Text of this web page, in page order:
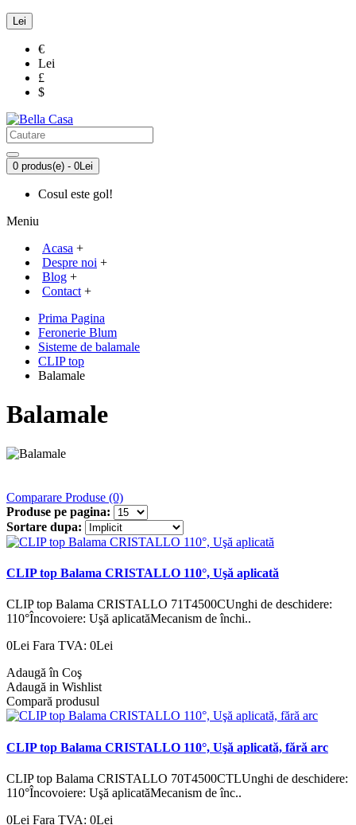
Lei
€
Lei
£
$
0 produs(e) - 0Lei
Cosul este gol!
Meniu
Acasa +
Despre noi +
Blog +
Contact +
Prima Pagina
Feronerie Blum
Sisteme de balamale
CLIP top
Balamale
Balamale
Comparare Produse (0)
Produse pe pagina:
Sortare dupa:
CLIP top Balama CRISTALLO 110°, Uşă aplicată
CLIP top Balama CRISTALLO 71T4500CUnghi de deschidere:
110°Încovoiere: Uşă aplicatăMecanism de închi..
0Lei Fara TVA: 0Lei
Adaugă în Coş
Adaugă in Wishlist
Compară produsul
CLIP top Balama CRISTALLO 110°, Uşă aplicată, fără arc
CLIP top Balama CRISTALLO 70T4500CTLUnghi de deschidere:
110°Încovoiere: Uşă aplicatăMecanism de înc..
0Lei Fara TVA: 0Lei